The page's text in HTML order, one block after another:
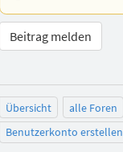
Beitrag melden
Übersicht alle Foren
Benutzerkonto erstellen